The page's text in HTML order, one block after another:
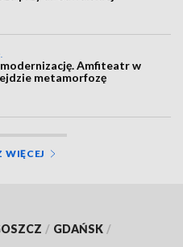
Amfiteatr w
metamorfozę
WIĘCEJ
/ GDAŃSK /